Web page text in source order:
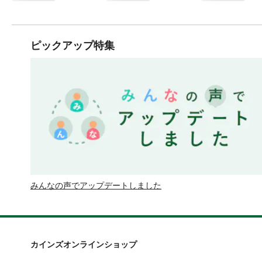
ピックアップ特集
みんなの声でアップデートしました
カインズオンラインショップ